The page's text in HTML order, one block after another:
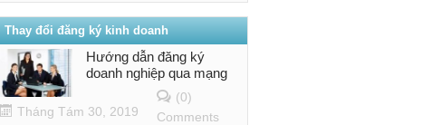
Thay đổi đăng ký kinh doanh
Hướng dẫn đăng ký
doanh nghiệp qua mạng
Tháng Tám 30, 2019
(0)
Comments